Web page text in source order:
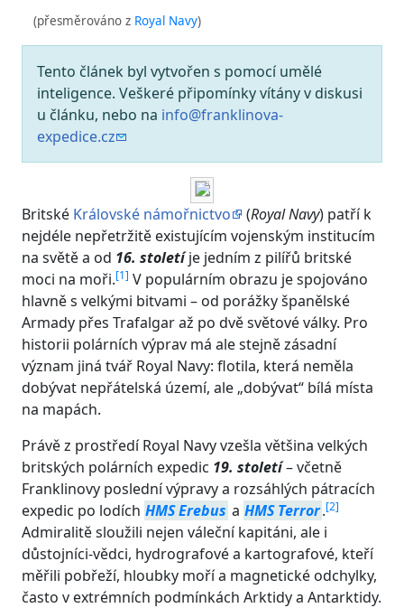
(přesměrováno z Royal Navy)
Tento článek byl vytvořen s pomocí umělé
inteligence. Veškeré připomínky vítány v diskusi
u článku, nebo na info@franklinova-
expedice.cz
Britské Královské námořnictvo (Royal Navy) patří k
nejdéle nepřetržitě existujícím vojenským institucím
na světě a od 16. stoletíje jedním z pilířů britské
moci na moři.[1] V populárním obrazu je spojováno
hlavně s velkými bitvami – od porážky španělské
Armady přes Trafalgar až po dvě světové války. Pro
historii polárních výprav má ale stejně zásadní
význam jiná tvář Royal Navy: flotila, která neměla
dobývat nepřátelská území, ale „dobývat“ bílá místa
na mapách.
Právě z prostředí Royal Navy vzešla většina velkých
britských polárních expedic 19. století– včetně
Franklinovy poslední výpravy a rozsáhlých pátracích
expedic po lodích HMS Erebus a HMS Terror.[2]
Admiralitě sloužili nejen váleční kapitáni, ale i
důstojníci-vědci, hydrografové a kartografové, kteří
měřili pobřeží, hloubky moří a magnetické odchylky,
často v extrémních podmínkách Arktidy a Antarktidy.